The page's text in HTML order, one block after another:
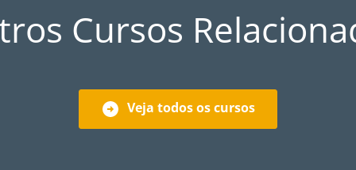
Cursos
Veja todos os cursos